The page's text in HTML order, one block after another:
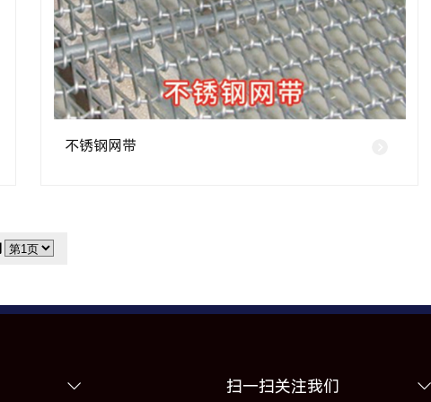
不锈钢网带
扫一扫关注我们